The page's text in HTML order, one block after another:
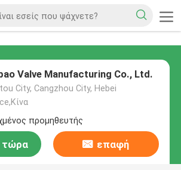
Valve Manufacturing Co., Ltd.
City, Cangzhou City, Hebei
προμηθευτής
τώρα επαφή